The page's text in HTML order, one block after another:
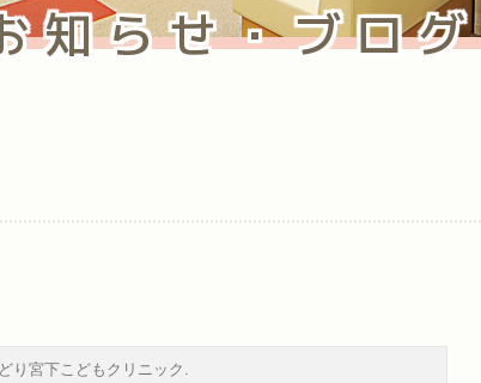
知らせ・ブログ
り宮下こどもクリニック .